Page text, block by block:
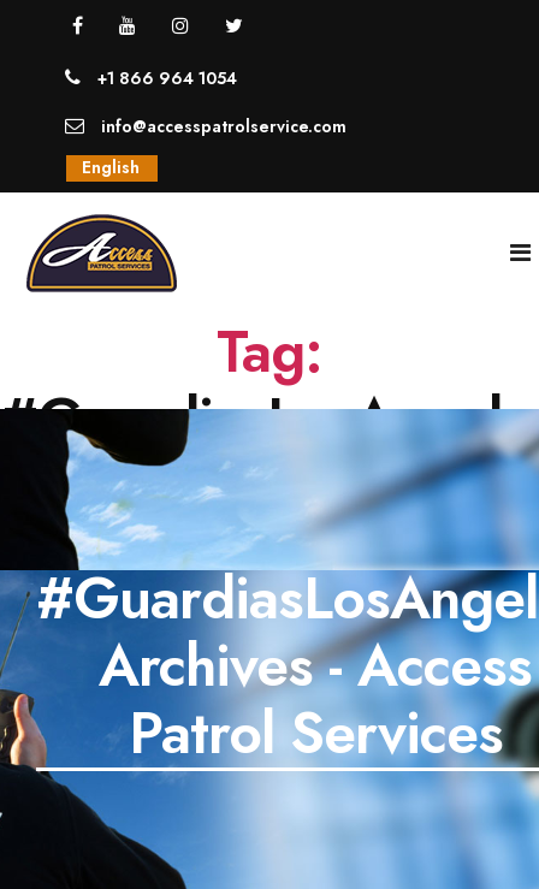
+1 866 964 1054
info@accesspatrolservice.com
English
NOSOTROS
SERVICIOS
GUARDIAS UNIFORMADOS
SECTORES
TRABAJOS
BLOG
TESTIMONIOS
PREGUNTAS FRECUENTES
Tag:
Archives - Access
Patrol Services